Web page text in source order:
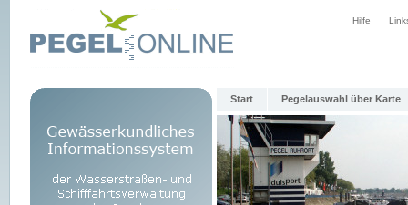
Hilfe
Start Pegelauswahl über Karte